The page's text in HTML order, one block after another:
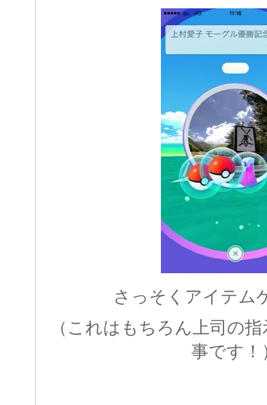
さっそくアイテム
（これはもちろん上司の
事です！